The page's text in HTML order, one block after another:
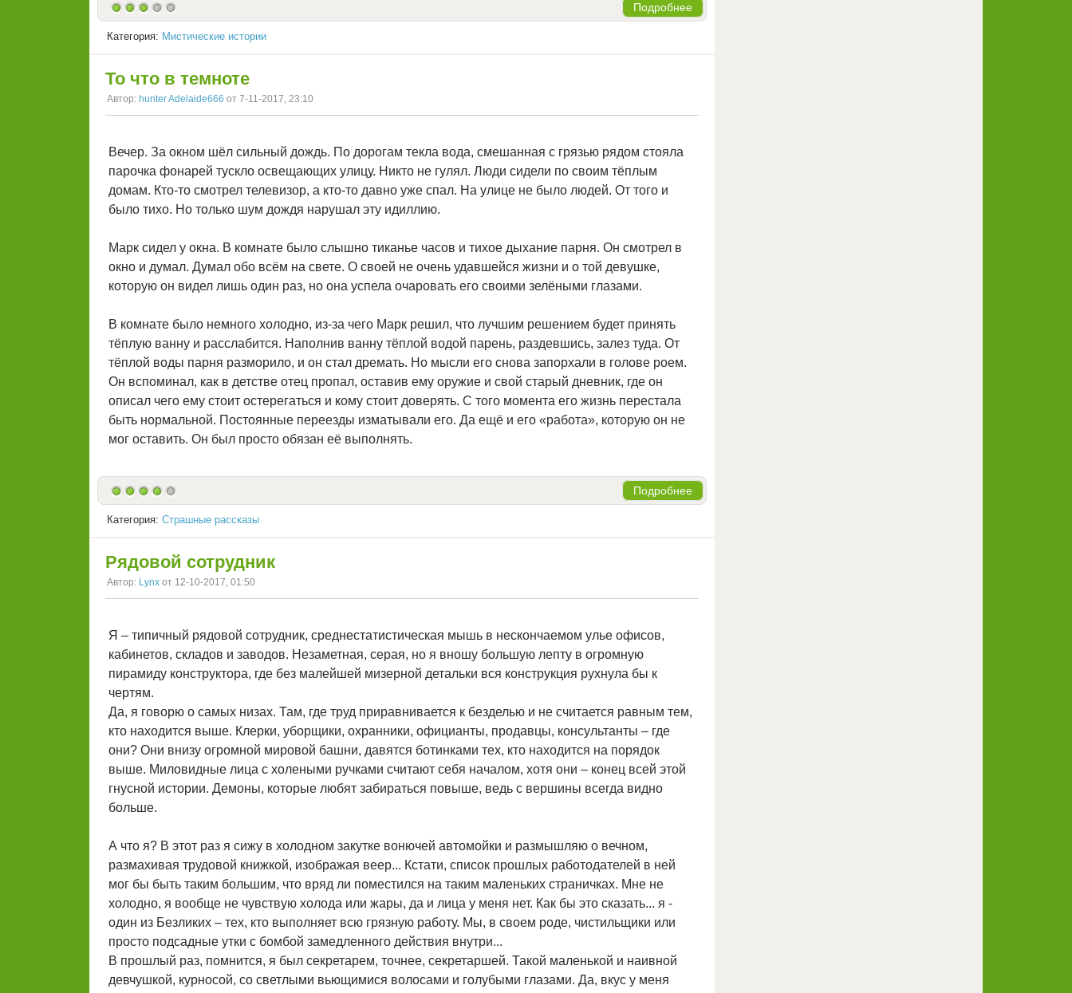
Подробнее
Категория: Мистические истории
То что в темноте
Автор: hunter Adelaide666 от 7-11-2017, 23:10
Вечер. За окном шёл сильный дождь. По дорогам текла вода, смешанная с грязью рядом стояла
парочка фонарей тускло освещающих улицу. Никто не гулял. Люди сидели по своим тёплым
домам. Кто-то смотрел телевизор, а кто-то давно уже спал. На улице не было людей. От того и
было тихо. Но только шум дождя нарушал эту идиллию.
Марк сидел у окна. В комнате было слышно тиканье часов и тихое дыхание парня. Он смотрел в
окно и думал. Думал обо всём на свете. О своей не очень удавшейся жизни и о той девушке,
которую он видел лишь один раз, но она успела очаровать его своими зелёными глазами.
В комнате было немного холодно, из-за чего Марк решил, что лучшим решением будет принять
тёплую ванну и расслабится. Наполнив ванну тёплой водой парень, раздевшись, залез туда. От
тёплой воды парня разморило, и он стал дремать. Но мысли его снова запорхали в голове роем.
Он вспоминал, как в детстве отец пропал, оставив ему оружие и свой старый дневник, где он
описал чего ему стоит остерегаться и кому стоит доверять. С того момента его жизнь перестала
быть нормальной. Постоянные переезды изматывали его. Да ещё и его «работа», которую он не
мог оставить. Он был просто обязан её выполнять.
Подробнее
Категория: Страшные рассказы
Рядовой сотрудник
Автор: Lynx от 12-10-2017, 01:50
Я – типичный рядовой сотрудник, среднестатистическая мышь в нескончаемом улье офисов,
кабинетов, складов и заводов. Незаметная, серая, но я вношу большую лепту в огромную
пирамиду конструктора, где без малейшей мизерной детальки вся конструкция рухнула бы к
чертям.
Да, я говорю о самых низах. Там, где труд приравнивается к безделью и не считается равным тем,
кто находится выше. Клерки, уборщики, охранники, официанты, продавцы, консультанты – где
они? Они внизу огромной мировой башни, давятся ботинками тех, кто находится на порядок
выше. Миловидные лица с холеными ручками считают себя началом, хотя они – конец всей этой
гнусной истории. Демоны, которые любят забираться повыше, ведь с вершины всегда видно
больше.
А что я? В этот раз я сижу в холодном закутке вонючей автомойки и размышляю о вечном,
размахивая трудовой книжкой, изображая веер... Кстати, список прошлых работодателей в ней
мог бы быть таким большим, что вряд ли поместился на таким маленьких страничках. Мне не
холодно, я вообще не чувствую холода или жары, да и лица у меня нет. Как бы это сказать... я -
один из Безликих – тех, кто выполняет всю грязную работу. Мы, в своем роде, чистильщики или
просто подсадные утки с бомбой замедленного действия внутри...
В прошлый раз, помнится, я был секретарем, точнее, секретаршей. Такой маленькой и наивной
девчушкой, курносой, со светлыми вьющимися волосами и голубыми глазами. Да, вкус у меня